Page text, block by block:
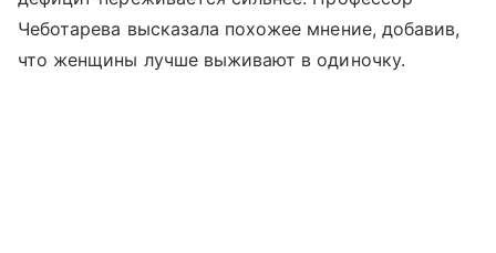
Чеботарева высказала похожее мнение, добавив,
что женщины лучше выживают в одиночку.